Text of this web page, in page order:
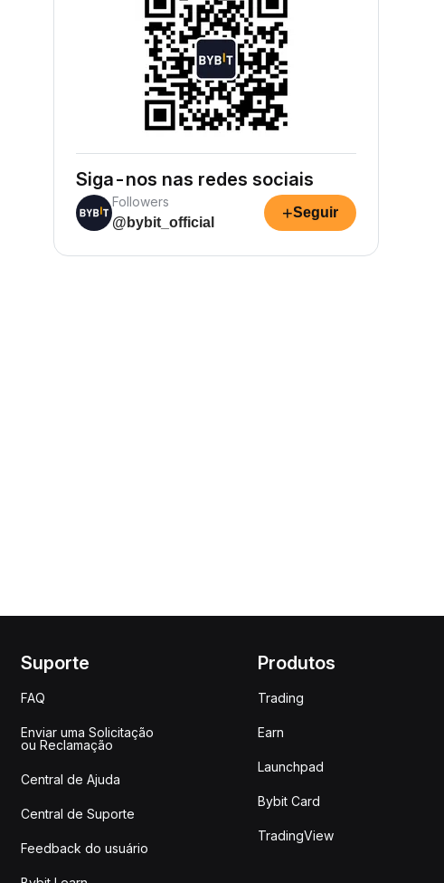
Siga-nos nas redes sociais
Followers
@bybit_official
+Seguir
Suporte
FAQ
Enviar uma Solicitação
ou Reclamação
Central de Ajuda
Central de Suporte
Feedback do usuário
Produtos
Trading
Earn
Launchpad
Bybit Card
TradingView